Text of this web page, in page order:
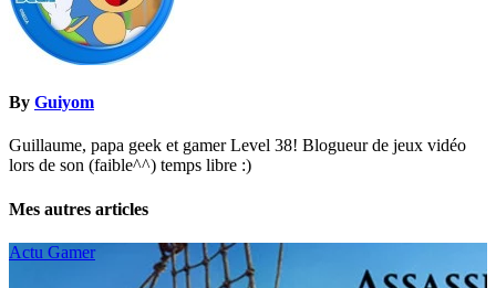
By Guiyom
Guillaume, papa geek et gamer Level 38! Blogueur de jeux vidéo
lors de son (faible^^) temps libre :)
Mes autres articles
Actu Gamer